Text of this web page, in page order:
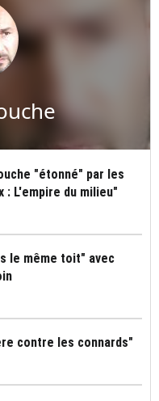
"étonné" par les
L'empire du milieu"
le même toit" avec
contre les connards"